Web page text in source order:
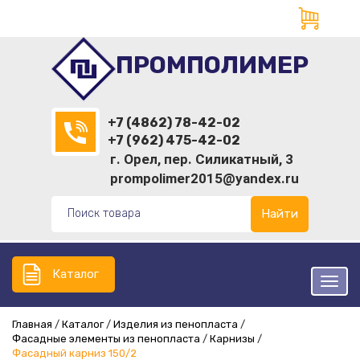
ПРОМПОЛИМЕР
+7 (4862) 78-42-02
+7 (962) 475-42-02
г. Орел, пер. Силикатный, 3
prompolimer2015@yandex.ru
Найти
Каталог
Главная Каталог
Изделия из пенопласта
Фасадные элементы из пенопласта
Карнизы
Фасадный карниз 150/2